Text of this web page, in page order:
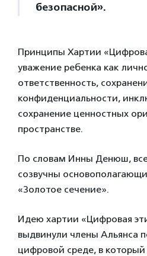
безопасной».
Принципы Хартии
уважение ребенка как
ответственность,
конфиденциальности,
сохранение ценностных
пространстве.
По словам Инны Денюш,
созвучны
«Золотое сечение».
Идею хартии «Цифровая
выдвинули члены Альянса
цифровой среде, в